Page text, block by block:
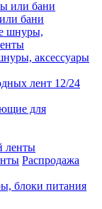
бани
аксессуары
лент 12/24
для
ленты
Распродажа
блоки питания